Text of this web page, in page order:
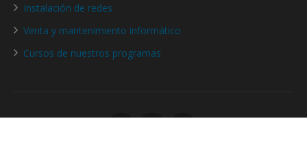
Instalación de redes
Venta y mantenimiento informático
Cursos de nuestros programas